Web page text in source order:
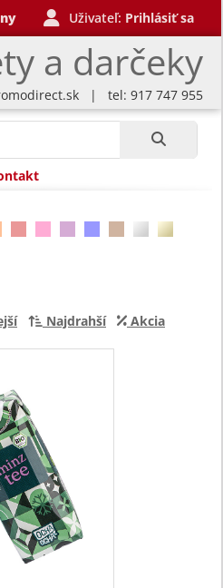
a darčeky
Uživateľ: Prihlásiť sa
| tel: 917 747 955
Najdrahší Akcia